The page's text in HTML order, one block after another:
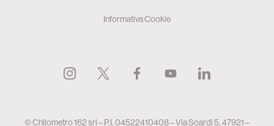
Informativa Cookie
© Chilometro 162 srl – P.I. 04522410408 – Via Soardi 5, 47921 –